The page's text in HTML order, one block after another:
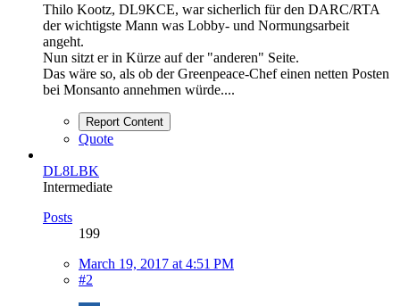
Thilo Kootz, DL9KCE, war sicherlich für den DARC/RTA
der wichtigste Mann was Lobby- und Normungsarbeit
angeht.
Nun sitzt er in Kürze auf der "anderen" Seite.
Das wäre so, als ob der Greenpeace-Chef einen netten Posten
bei Monsanto annehmen würde....
Report Content
Quote
DL8LBK
Intermediate
Posts
199
March 19, 2017 at 4:51 PM
#2